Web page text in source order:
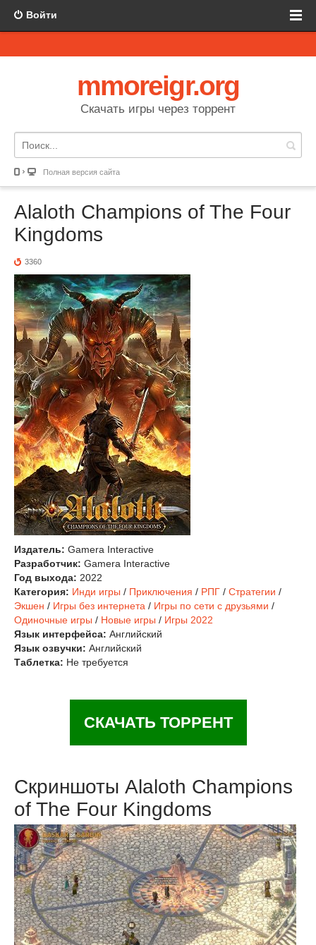
Войти
mmoreigr.org
Скачать игры через торрент
Полная версия сайта
Alaloth Champions of The Four
Kingdoms
3360
Издатель: Gamera Interactive
Разработчик: Gamera Interactive
Год выхода: 2022
Категория: Инди игры / Приключения / РПГ / Стратегии /
Экшен / Игры без интернета / Игры по сети с друзьями /
Одиночные игры / Новые игры / Игры 2022
Язык интерфейса: Английский
Язык озвучки: Английский
Таблетка: Не требуется
СКАЧАТЬ ТОРРЕНТ
Скриншоты Alaloth Champions
of The Four Kingdoms